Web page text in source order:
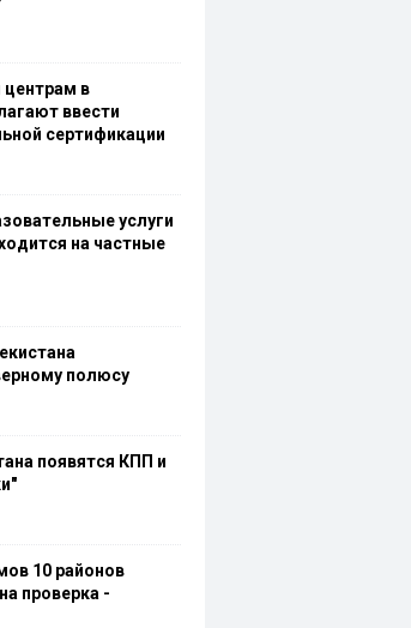
в
ввести
сертификации
услуги
на частные
полюсу
появятся КПП и
10 районов
проверка -